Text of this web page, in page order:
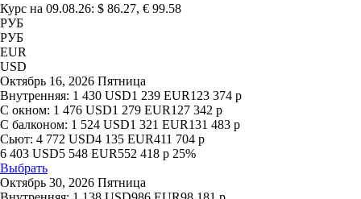
Курс на 09.08.26: $ 86.27, € 99.58
РУБ
РУБ
EUR
USD
Октябрь 16, 2026 Пятница
Внутренняя: 1 430 USD1 239 EUR123 374 р
С окном: 1 476 USD1 279 EUR127 342 р
С балконом: 1 524 USD1 321 EUR131 483 р
Сьют: 4 772 USD4 135 EUR411 704 р
6 403 USD5 548 EUR552 418 р 25%
Выбрать
Октябрь 30, 2026 Пятница